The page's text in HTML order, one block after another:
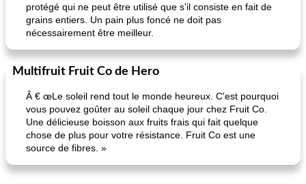
protégé qui ne peut être utilisé que s'il consiste en fait de
grains entiers. Un pain plus foncé ne doit pas
nécessairement être meilleur.
Multifruit Fruit Co de Hero
Â € œLe soleil rend tout le monde heureux. C'est pourquoi
vous pouvez goûter au soleil chaque jour chez Fruit Co.
Une délicieuse boisson aux fruits frais qui fait quelque
chose de plus pour votre résistance. Fruit Co est une
source de fibres. »